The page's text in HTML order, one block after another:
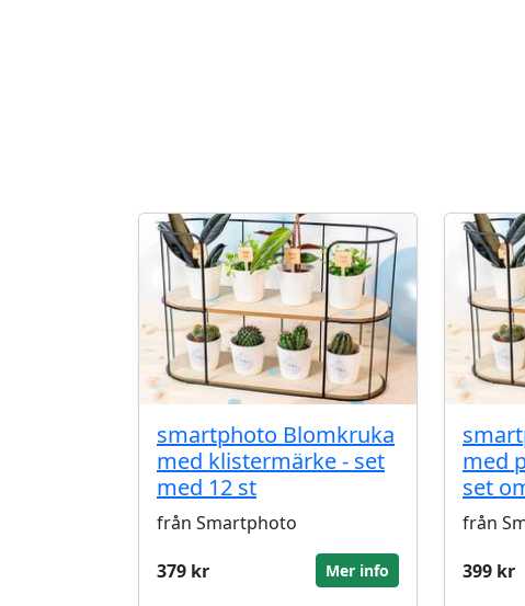
smartphoto Blomkruka
med klistermärke - set
med 12 st
från Smartphoto
379 kr
Mer info
med
set
från
399 kr